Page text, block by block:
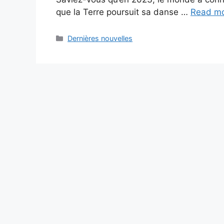
que la Terre poursuit sa danse … Read
Categories
Dernières nouvelles